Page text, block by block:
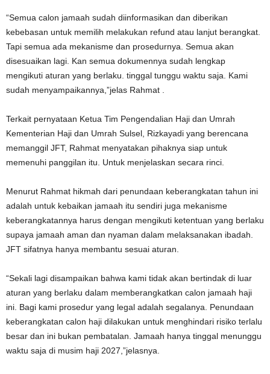
“Semua calon jamaah sudah diinformasikan dan diberikan
kebebasan untuk memilih melakukan refund atau lanjut berangkat.
Tapi semua ada mekanisme dan prosedurnya. Semua akan
disesuaikan lagi. Kan semua dokumennya sudah lengkap
mengikuti aturan yang berlaku. tinggal tunggu waktu saja. Kami
sudah menyampaikannya,”jelas Rahmat .
Terkait pernyataan Ketua Tim Pengendalian Haji dan Umrah
Kementerian Haji dan Umrah Sulsel, Rizkayadi yang berencana
memanggil JFT, Rahmat menyatakan pihaknya siap untuk
memenuhi panggilan itu. Untuk menjelaskan secara rinci.
Menurut Rahmat hikmah dari penundaan keberangkatan tahun ini
adalah untuk kebaikan jamaah itu sendiri juga mekanisme
keberangkatannya harus dengan mengikuti ketentuan yang berlaku
supaya jamaah aman dan nyaman dalam melaksanakan ibadah.
JFT sifatnya hanya membantu sesuai aturan.
“Sekali lagi disampaikan bahwa kami tidak akan bertindak di luar
aturan yang berlaku dalam memberangkatkan calon jamaah haji
ini. Bagi kami prosedur yang legal adalah segalanya. Penundaan
keberangkatan calon haji dilakukan untuk menghindari risiko terlalu
besar dan ini bukan pembatalan. Jamaah hanya tinggal menunggu
waktu saja di musim haji 2027,”jelasnya.